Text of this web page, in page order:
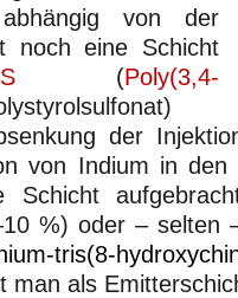
von der
noch eine Schicht
(Poly(3,4-
der
von Indium in den
%) oder – selten
tris(8-
man als